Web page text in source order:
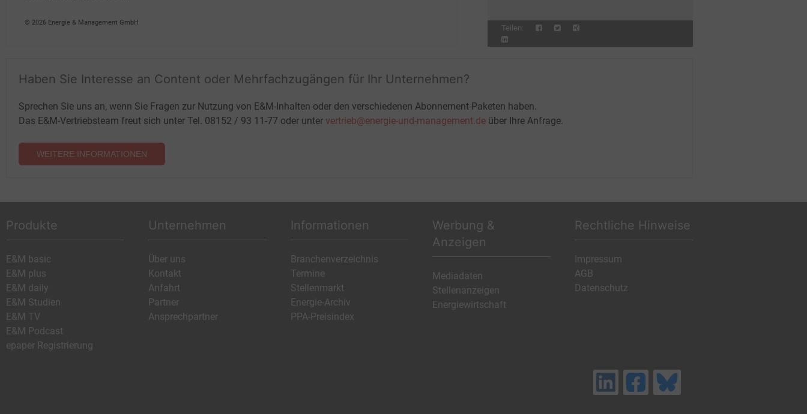
© 2026 Energie & Management GmbH
Teilen:
Haben Sie Interesse an Content oder Mehrfachzugängen für Ihr Unternehmen?
Sprechen Sie uns an, wenn Sie Fragen zur Nutzung von E&M-Inhalten oder den verschiedenen Abonnement-Paketen haben.
Das E&M-Vertriebsteam freut sich unter Tel. 08152 / 93 11-77 oder unter vertrieb@energie-und-management.de über Ihre Anfrage.
WEITERE INFORMATIONEN
Produkte
E&M basic
E&M plus
E&M daily
E&M Studien
E&M TV
E&M Podcast
epaper Registrierung
Unternehmen
Über uns
Kontakt
Anfahrt
Partner
Ansprechpartner
Informationen
Branchenverzeichnis
Termine
Stellenmarkt
Energie-Archiv
PPA-Preisindex
Werbung &
Anzeigen
Mediadaten
Stellenanzeigen
Energiewirtschaft
Rechtliche Hinweise
Impressum
AGB
Datenschutz